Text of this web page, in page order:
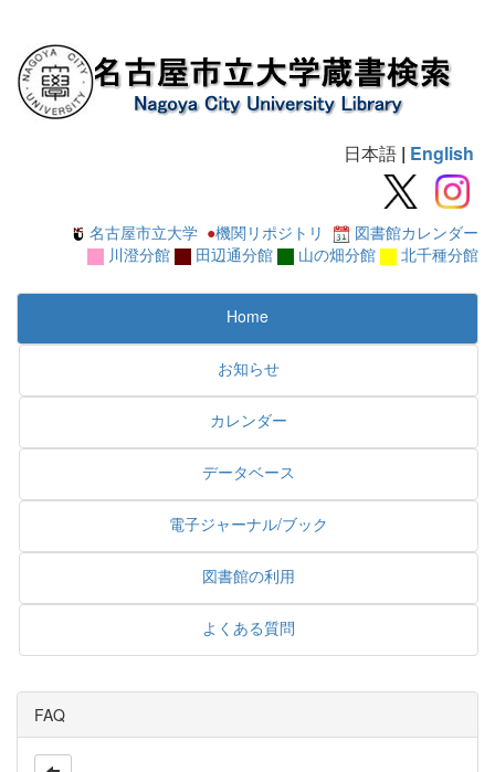
日本語 | English
名古屋市立大学 ●機関リポジトリ
図書館カレンダー
川澄分館
田辺通分館 山の畑分館 北千種分館
Home
お知らせ
カレンダー
データベース
電子ジャーナル/ブック
図書館の利用
よくある質問
FAQ